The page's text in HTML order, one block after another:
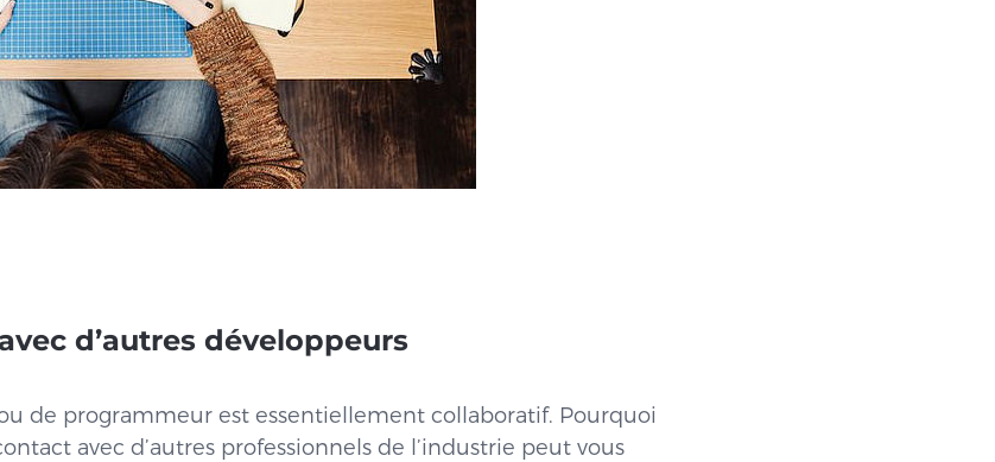
d’autres développeurs
de programmeur est essentiellement collaboratif. Pourquoi
avec d’autres professionnels de l’industrie peut vous